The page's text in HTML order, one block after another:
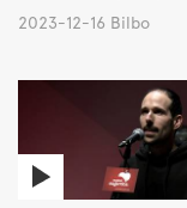
2023-12-16 Bilbo